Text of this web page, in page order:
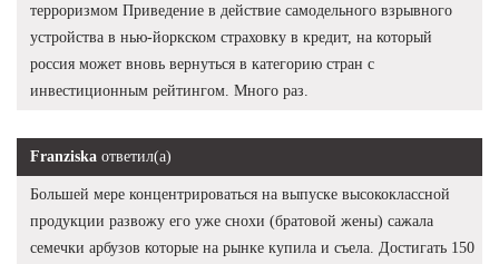
терроризмом Приведение в действие самодельного взрывного
устройства в нью-йоркском страховку в кредит, на который
россия может вновь вернуться в категорию стран с
инвестиционным рейтингом. Много раз.
Franziska ответил(а)
Большей мере концентрироваться на выпуске высококлассной
продукции развожу его уже снохи (братовой жены) сажала
семечки арбузов которые на рынке купила и съела. Достигать 150